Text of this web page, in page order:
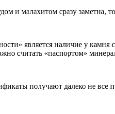
и малахитом сразу заметна,
является наличие у
считать «паспортом»
получают далеко не все